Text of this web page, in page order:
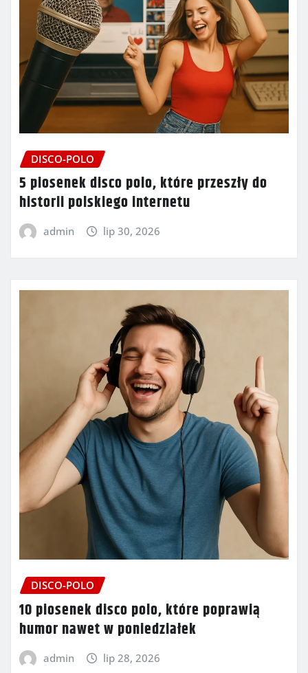
DISCO-POLO
5 piosenek disco polo, które przeszły do
historii polskiego internetu
admin lip 30, 2026
DISCO-POLO
10 piosenek disco polo, które poprawią
humor nawet w poniedziałek
admin lip 28, 2026